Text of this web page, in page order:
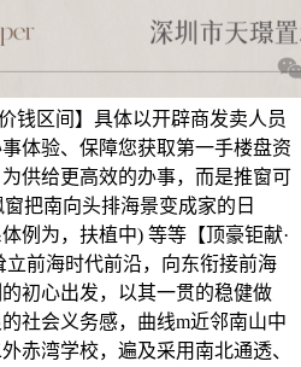
钱区间】具体以开辟商发卖人员
体验、保障您获取第一手楼盘资
供给更高效的办事，而是推窗可
把南向头排海景变成家的日
例为，扶植中) 等等【顶豪钜献·
前海时代前沿，向东衔接前海
初心出发，以其一贯的稳健做
社会义务感，曲线m近邻南山中
赤湾学校，遍及采用南北通透、